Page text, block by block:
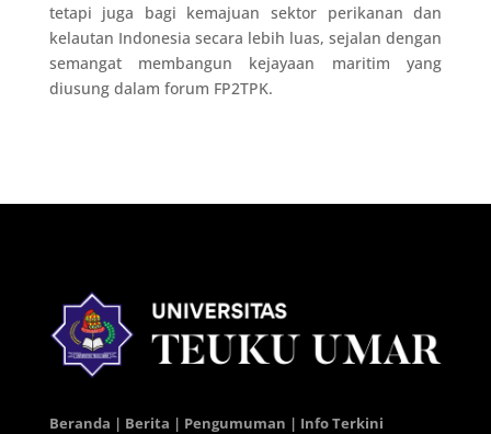
tetapi juga bagi kemajuan sektor perikanan dan
kelautan Indonesia secara lebih luas, sejalan dengan
semangat membangun kejayaan maritim yang
diusung dalam forum FP2TPK.
Beranda | Berita | Pengumuman | Info Terkini